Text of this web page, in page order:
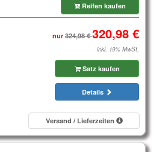
Reifen kaufen
nur
inkl. 19% MwSt.
Satz kaufen
Details
Versand / Lieferzeiten